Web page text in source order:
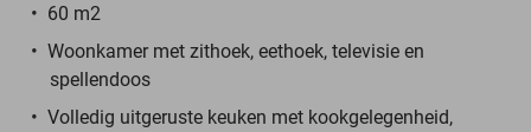
60 m2
Woonkamer met zithoek, eethoek, televisie en
spellendoos
Volledig uitgeruste keuken met kookgelegenheid,